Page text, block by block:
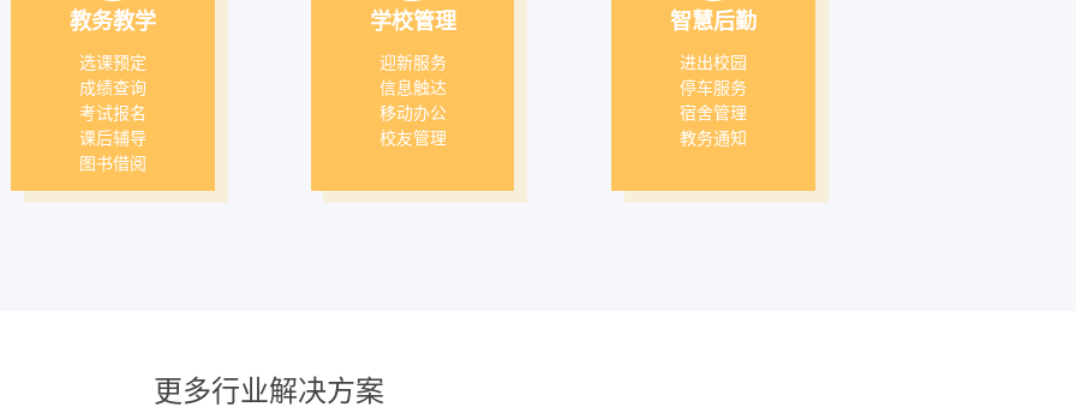
教务教学
选课预定
成绩查询
考试报名
课后辅导
图书借阅
学校管理
迎新服务
信息触达
移动办公
校友管理
智慧后勤
进出校园
停车服务
宿舍管理
教务通知
更多行业解决方案